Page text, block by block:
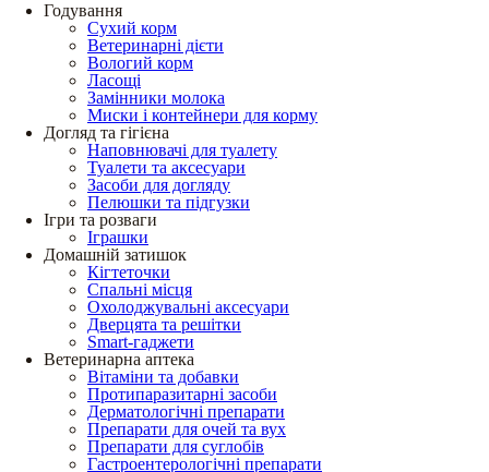
Годування
Сухий корм
Ветеринарні дієти
Вологий корм
Ласощі
Замінники молока
Миски і контейнери для корму
Догляд та гігієна
Наповнювачі для туалету
Туалети та аксесуари
Засоби для догляду
Пелюшки та підгузки
Ігри та розваги
Іграшки
Домашній затишок
Кігтеточки
Спальні місця
Охолоджувальні аксесуари
Дверцята та решітки
Smart-гаджети
Ветеринарна аптека
Вітаміни та добавки
Протипаразитарні засоби
Дерматологічні препарати
Препарати для очей та вух
Препарати для суглобів
Гастроентерологічні препарати